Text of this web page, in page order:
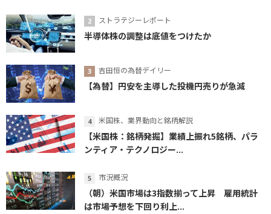
ストラテジーレポート
半導体株の調整は底値をつけたか
吉田恒の為替デイリー
【為替】円安を主導した投機円売りが急減
米国株、業界動向と銘柄解説
【米国株：銘柄発掘】業績上振れ5銘柄、パラ
ンティア・テクノロジー...
市況概況
（朝）米国市場は3指数揃って上昇 雇用統計
は市場予想を下回り利上...